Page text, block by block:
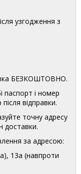
узгодження з
БЕЗКОШТОВНО.
паспорт і номер
відправки.
точну адресу
доставки.
за адресою:
13а (навпроти